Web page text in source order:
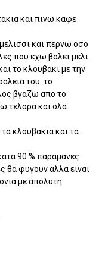
και πινω καφε
και περνω οσο
που εχω βαλει μελι
το κλουβακι με την
του. το
βγαζω απο το
τελαρα και ολα
κλουβακια και τα
90 % παραμανες
θα φυγουν αλλα ειναι
με απολυτη